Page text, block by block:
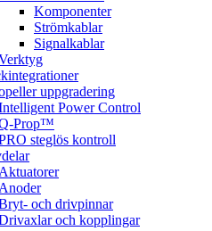
Komponenter
Strömkablar
Signalkablar
uppgradering
Power Control
Prop™
steglös kontroll
Aktuatorer
Anoder
och drivpinnar
och kopplingar